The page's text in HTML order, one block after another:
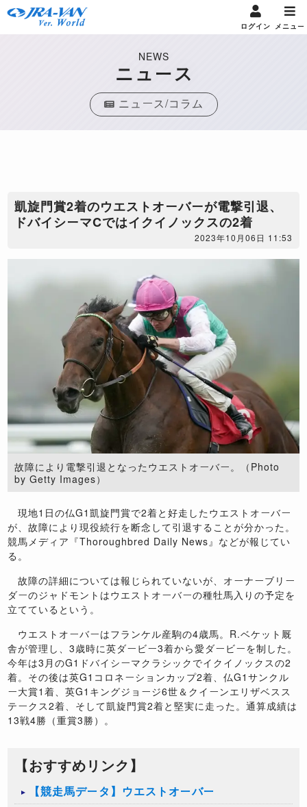
ログイン メニュー
NEWS
ニュース
ニュース/コラム
凱旋門賞2着のウエストオーバーが電撃引退、
ドバイシーマCではイクイノックスの2着
2023年10月06日 11:53
故障により電撃引退となったウエストオーバー。（Photo
by Getty Images）
現地1日の仏G1凱旋門賞で2着と好走したウエストオーバー
が、故障により現役続行を断念して引退することが分かった。
競馬メディア『Thoroughbred Daily News』などが報じてい
る。
故障の詳細については報じられていないが、オーナーブリー
ダーのジャドモントはウエストオーバーの種牡馬入りの予定を
立てているという。
ウエストオーバーはフランケル産駒の4歳馬。R.ベケット厩
舎が管理し、3歳時に英ダービー3着から愛ダービーを制した。
今年は3月のG1ドバイシーマクラシックでイクイノックスの2
着。その後は英G1コロネーションカップ2着、仏G1サンクル
ー大賞1着、英G1キングジョージ6世＆クイーンエリザベスス
テークス2着、そして凱旋門賞2着と堅実に走った。通算成績は
13戦4勝（重賞3勝）。
【おすすめリンク】
【競走馬データ】ウエストオーバー